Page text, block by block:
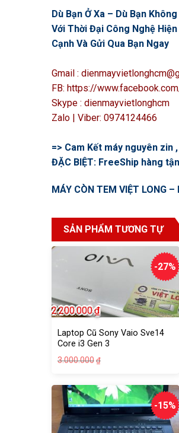
Dù Bạn Ở Xa – Dù Bạn
Với Thời Đại Công Nghệ
Cạnh Và Gửi Qua Bạn Ngay
Gmail :
FB: https://
Skype : dienmayvietlonghcm
Zalo | Viber: 0974124466
=> Cam Kết máy nguyên zin
ĐẶC BIỆT: FreeShip hàng
MÁY CÒN TEM VIỆT LONG –
SẢN PHẨM TƯƠNG TỰ
-27%
Laptop Cũ Sony Vaio Sve14
Core i3 Gen 3
3.000.000 ₫
3.000.000₫.
2.200.000₫
là:
2.200.000₫.
-15%